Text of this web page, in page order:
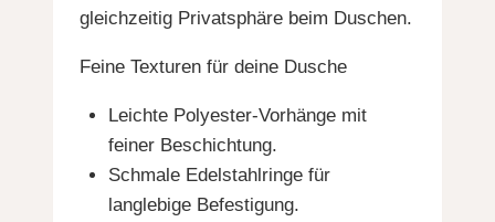
gleichzeitig Privatsphäre beim Duschen.
Feine Texturen für deine Dusche
Leichte Polyester-Vorhänge mit
feiner Beschichtung.
Schmale Edelstahlringe für
langlebige Befestigung.